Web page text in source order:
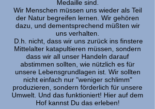
Medaille sind.
Wir Menschen müssen uns wieder als Teil
der Natur begreifen lernen. Wir gehören
dazu, und dementsprechend müßten wir
uns verhalten.
D.h. nicht, dass wir uns zurück ins finstere
Mittelalter katapultieren müssen, sondern
dass wir all unser Handeln darauf
abstimmen sollten, wie nützlich es für
unsere Lebensgrundlagen ist. Wir sollten
nicht einfach nur "weniger schlimm"
produzieren, sondern förderlich für unsere
Umwelt. Und das funktioniert! Hier auf dem
Hof kannst Du das erleben!